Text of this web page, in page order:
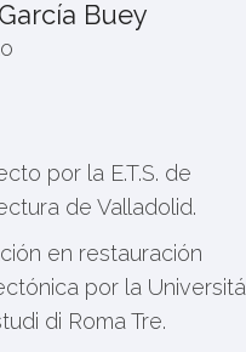
Buey
por la E.T.S. de
de Valladolid.
en restauración
por la Universitá
di Roma Tre.